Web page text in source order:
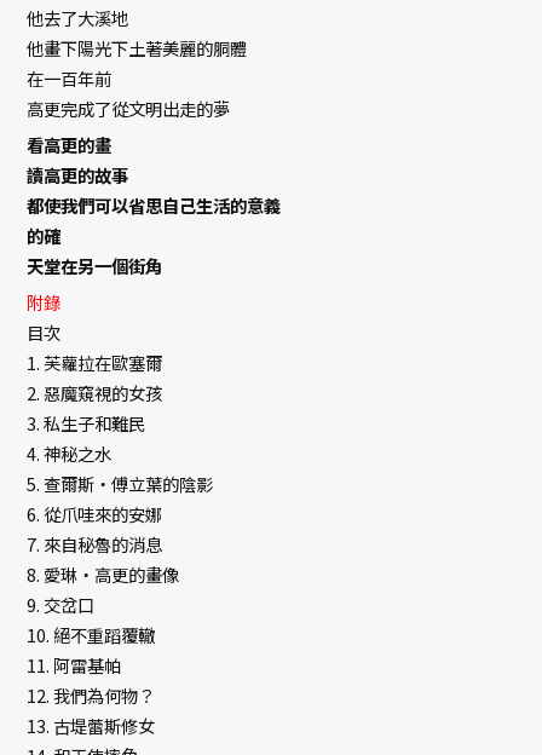
他去了大溪地
他畫下陽光下土著美麗的胴體
在一百年前
高更完成了從文明出走的夢
看高更的畫
讀高更的故事
都使我們可以省思自己生活的意義
的確
天堂在另一個街角
附錄
目次
1. 芙蘿拉在歐塞爾
2. 惡魔窺視的女孩
3. 私生子和難民
4. 神秘之水
5. 查爾斯‧傅立葉的陰影
6. 從爪哇來的安娜
7. 來自秘魯的消息
8. 愛琳‧高更的畫像
9. 交岔口
10. 絕不重蹈覆轍
11. 阿雷基帕
12. 我們為何物？
13. 古堤蕾斯修女